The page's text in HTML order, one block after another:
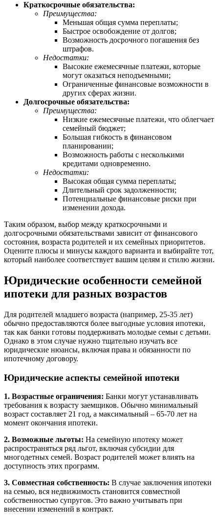
Краткосрочные обязательства:
Преимущества:
Меньшая общая сумма переплаты;
Быстрое освобождение от долгов;
Возможность досрочного погашения без
штрафов.
Недостатки:
Высокие ежемесячные платежи, которые
могут оказаться неподъемными;
Ограниченные финансовые возможности в
других сферах жизни.
Долгосрочные обязательства:
Преимущества:
Низкие ежемесячные платежи, что облегчает
семейный бюджет;
Большая гибкость в финансовом
планировании;
Возможность работы с несколькими
кредитами одновременно.
Недостатки:
Высокая общая сумма переплаты;
Длительный срок задолженности;
Потенциальные финансовые риски при
изменении дохода.
Таким образом, выбор между краткосрочными и
долгосрочными обязательствами зависит от финансового
состояния, возраста родителей и их семейных приоритетов.
Оцените плюсы и минусы каждого варианта и выбирайте тот,
который наиболее соответствует вашим целям и стилю жизни.
Юридические особенности семейной
ипотеки для разных возрастов
Для родителей младшего возраста (например, 25-35 лет)
обычно предоставляются более выгодные условия ипотеки,
так как банки готовы поддерживать молодые семьи с детьми.
Однако в этом случае нужно тщательно изучать все
юридические нюансы, включая права и обязанности по
ипотечному договору.
Юридические аспекты семейной ипотеки
1. Возрастные ограничения: Банки могут устанавливать
требования к возрасту заемщиков. Обычно минимальный
возраст составляет 21 год, а максимальный – 65-70 лет на
момент окончания ипотеки.
2. Возможные льготы: На семейную ипотеку может
распространяться ряд льгот, включая субсидии для
многодетных семей. Возраст родителей может влиять на
доступность этих программ.
3. Совместная собственность: В случае заключения ипотеки
на семью, вся недвижимость становится совместной
собственностью супругов. Это важно учитывать при
внесении изменений в контракт.